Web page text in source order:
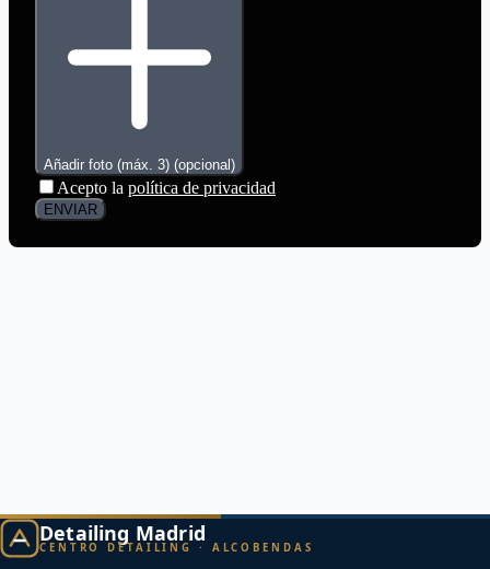
Detailing Madrid
CENTRO DETAILING · ALCOBENDAS